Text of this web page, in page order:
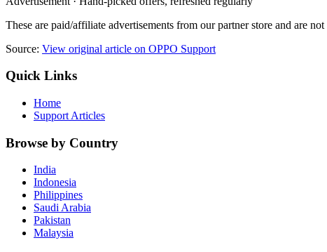
These are paid/affiliate advertisements from our partner store and are
Source: View original article on OPPO Support
Quick Links
Home
Support Articles
Browse by Country
India
Indonesia
Philippines
Saudi Arabia
Pakistan
Malaysia